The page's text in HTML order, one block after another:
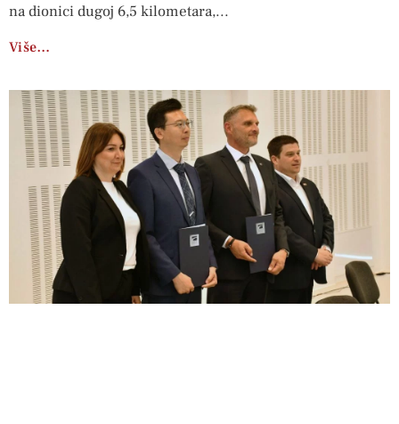
na dionici dugoj 6,5 kilometara,
Više…